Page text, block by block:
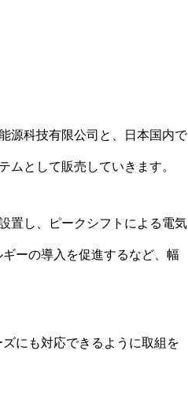
源科技有限公司と、日本国内で
ムとして販売していきます。
置し、ピークシフトによる電気
ーの導入を促進するなど、幅
にも対応できるように取組を